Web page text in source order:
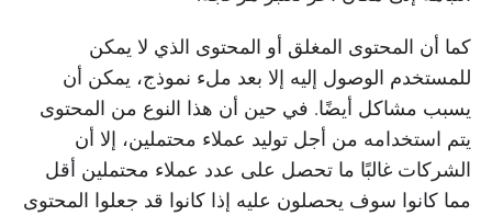
كما أن المحتوى المغلق أو المحتوى الذي لا يمكن
للمستخدم الوصول إليه إلا بعد ملء نموذج، يمكن أن
يسبب مشاكل أيضًا. في حين أن هذا النوع من المحتوى
يتم استخدامه من أجل توليد عملاء محتملين، إلا أن
الشركات غالبًا ما تحصل على عدد عملاء محتملين أقل
مما كانوا سوف يحصلون عليه إذا كانوا قد جعلوا المحتوى